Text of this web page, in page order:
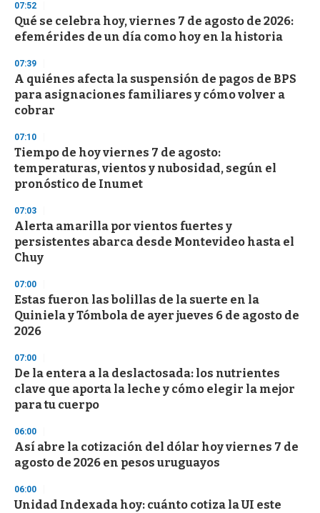
d
s
o
f
3
s
e
c
o
d
s
07:52
Qué se celebra hoy, viernes 7 de agosto de 2026:
efemérides de un día como hoy en la historia
07:39
A quiénes afecta la suspensión de pagos de BPS
para asignaciones familiares y cómo volver a
cobrar
07:10
Tiempo de hoy viernes 7 de agosto:
temperaturas, vientos y nubosidad, según el
pronóstico de Inumet
07:03
Alerta amarilla por vientos fuertes y
persistentes abarca desde Montevideo hasta el
Chuy
07:00
Estas fueron las bolillas de la suerte en la
Quiniela y Tómbola de ayer jueves 6 de agosto de
2026
07:00
De la entera a la deslactosada: los nutrientes
clave que aporta la leche y cómo elegir la mejor
para tu cuerpo
06:00
Así abre la cotización del dólar hoy viernes 7 de
agosto de 2026 en pesos uruguayos
06:00
Unidad Indexada hoy: cuánto cotiza la UI este